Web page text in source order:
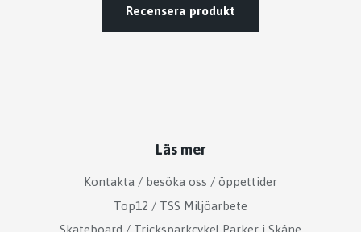
Recensera produkt
Läs mer
Kontakta / besöka oss / öppettider
Top12 / TSS Miljöarbete
Skateboard / Tricksparkcykel Parker i Skåne